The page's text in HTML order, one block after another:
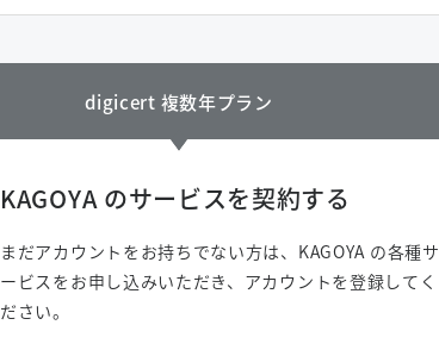
digicert 複数年プラン
KAGOYA のサービスを契約する
まだアカウントをお持ちでない方は、KAGOYA の各種サ
ービスをお申し込みいただき、アカウントを登録してく
ださい。